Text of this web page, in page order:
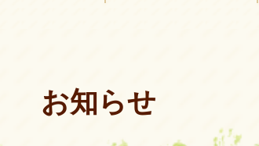
お知らせ